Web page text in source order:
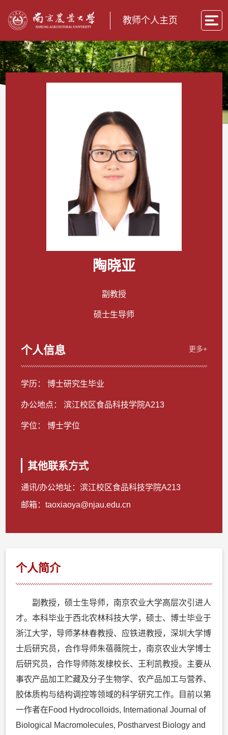
教师个人主页
陶晓亚
副教授
硕士生导师
个人信息 更多+
学历： 博士研究生毕业
办公地点： 滨江校区食品科技学院A213
学位： 博士学位
其他联系方式
通讯/办公地址：滨江校区食品科技学院A213
邮箱：taoxiaoya@njau.edu.cn
个人简介
副教授，硕士生导师，南京农业大学高层次引进人
才。本科毕业于西北农林科技大学，硕士、博士毕业于
浙江大学，导师茅林春教授、应铁进教授，深圳大学博
士后研究员，合作导师朱蓓薇院士，南京农业大学博士
后研究员，合作导师陈发棣校长、王利凯教授。主要从
事农产品加工贮藏及分子生物学、农产品加工与营养、
胶体质构与结构调控等领域的科学研究工作。目前以第
一作者在Food Hydrocolloids, International Journal of
Biological Macromolecules, Postharvest Biology and